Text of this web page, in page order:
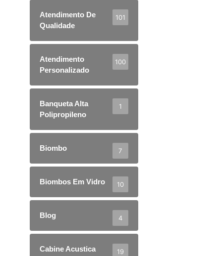
Atendimento De
Qualidade
101
Atendimento
Personalizado
100
Banqueta Alta
Polipropileno
1
Biombo 7
Biombos Em Vidro 10
Blog 4
Cabine Acustica 19